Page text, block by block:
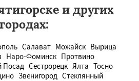
и других
городах:
Салават Можайск Вырица
Наро-Фоминск Протвино
Посад Сестрорецк Ялта Тосно
Звенигород Стеклянный